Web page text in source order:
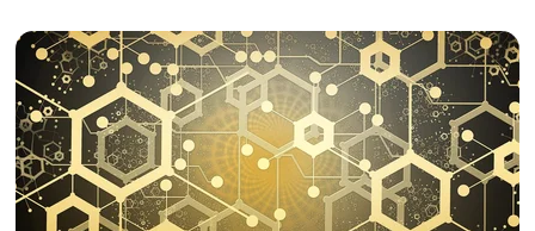
Zur Navigation springen
Zum Inhalt springen